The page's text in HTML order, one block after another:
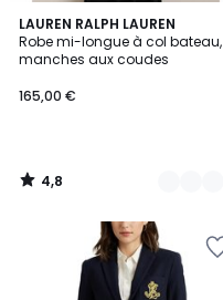
LAUREN RALPH LAUREN
Robe mi-longue à col bateau,
manches aux coudes
165,00 €
4,8
/ 5
2
Couleurs
4,8
/